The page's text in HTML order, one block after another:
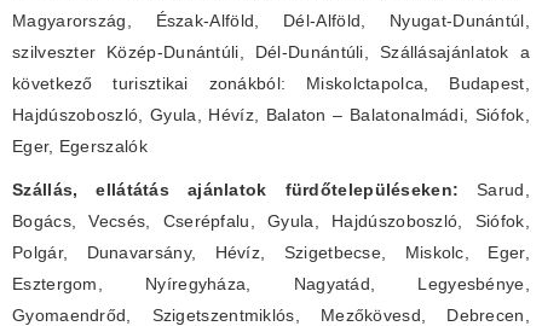
Magyarország, Észak-Alföld, Dél-Alföld, Nyugat-Dunántúl,
szilveszter Közép-Dunántúli, Dél-Dunántúli, Szállásajánlatok a
következő turisztikai zonákból: Miskolctapolca, Budapest,
Hajdúszoboszló, Gyula, Hévíz, Balaton – Balatonalmádi, Siófok,
Eger, Egerszalók
Szállás, ellátátás ajánlatok fürdőtelepüléseken:Sarud,
Bogács, Vecsés, Cserépfalu, Gyula, Hajdúszoboszló, Siófok,
Polgár, Dunavarsány, Hévíz, Szigetbecse, Miskolc, Eger,
Esztergom, Nyíregyháza, Nagyatád, Legyesbénye,
Gyomaendrőd, Szigetszentmiklós, Mezőkövesd, Debrecen,